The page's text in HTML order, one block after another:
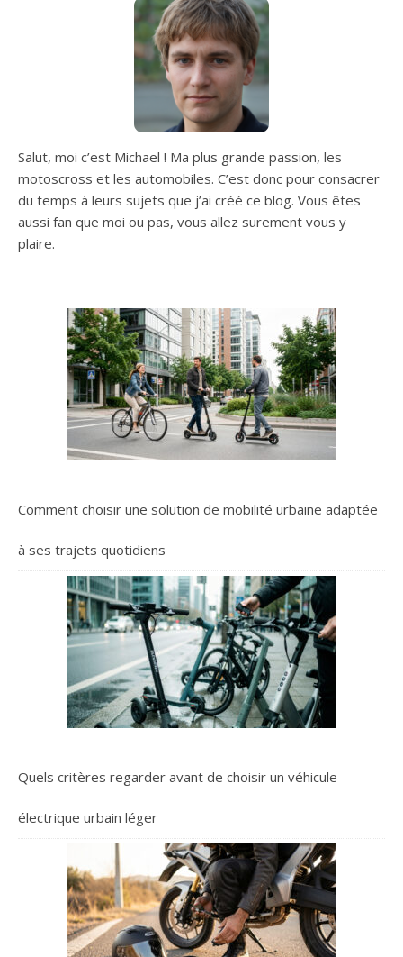
Salut, moi c’est Michael ! Ma plus grande passion, les
motoscross et les automobiles. C’est donc pour consacrer
du temps à leurs sujets que j’ai créé ce blog. Vous êtes
aussi fan que moi ou pas, vous allez surement vous y
plaire.
Comment choisir une solution de mobilité urbaine adaptée
à ses trajets quotidiens
Quels critères regarder avant de choisir un véhicule
électrique urbain léger